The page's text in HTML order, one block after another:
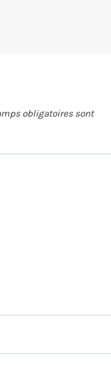
obligatoires sont